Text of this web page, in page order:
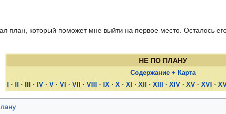
план, который поможет мне выйти на первое место. Осталось
НЕ ПО ПЛАНУ
Содержание + Карта
· · · IV · V · VI · VII · VIII · IX· X· XI · XII · XIII · XIV · XV · XVI ·